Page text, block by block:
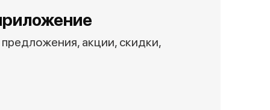
акции, скидки,